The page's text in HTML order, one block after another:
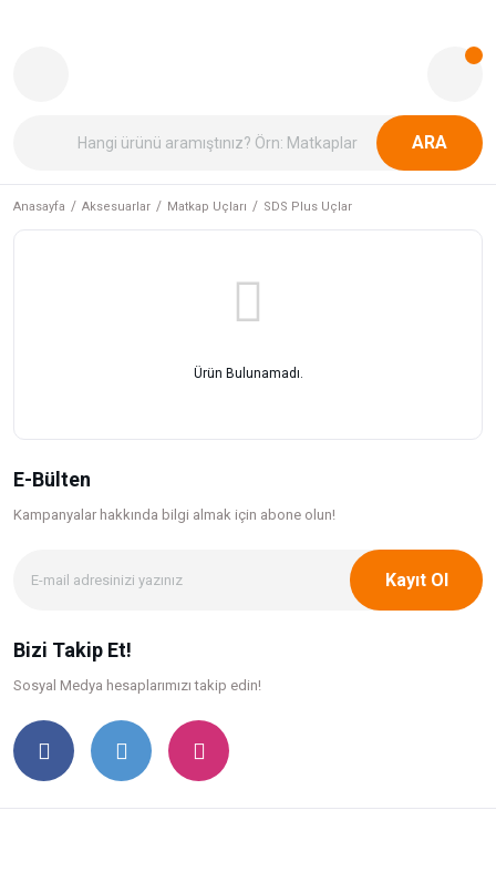
ARA
Anasayfa Aksesuarlar Matkap Uçları SDS Plus Uçlar
Ürün Bulunamadı.
E-Bülten
Kampanyalar hakkında bilgi almak için abone olun!
Kayıt Ol
Bizi Takip Et!
Sosyal Medya hesaplarımızı takip edin!